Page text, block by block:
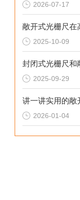
2026-07-17
2025-10-09
2025-09-29
讲一讲实用的敞
2026-01-04